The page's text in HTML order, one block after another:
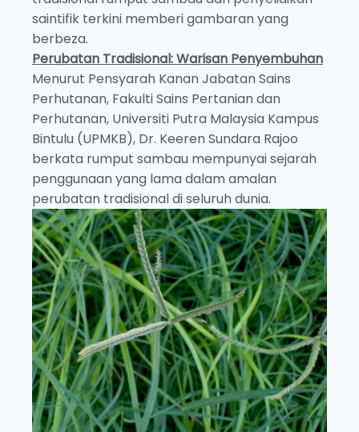
saintifik terkini memberi gambaran yang
berbeza.
Perubatan Tradisional: Warisan Penyembuhan
Menurut Pensyarah Kanan Jabatan Sains
Perhutanan, Fakulti Sains Pertanian dan
Perhutanan, Universiti Putra Malaysia Kampus
Bintulu (UPMKB), Dr. Keeren Sundara Rajoo
berkata rumput sambau mempunyai sejarah
penggunaan yang lama dalam amalan
perubatan tradisional di seluruh dunia.